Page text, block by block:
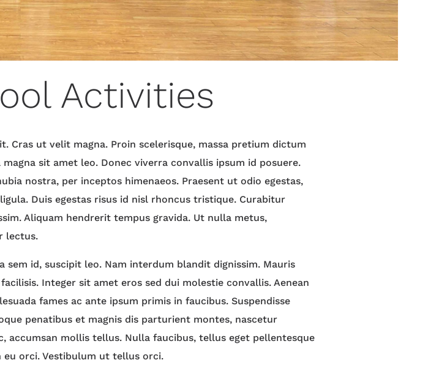
Activities
Cras ut velit magna. Proin scelerisque, massa pretium dictum
sit amet leo. Donec viverra convallis ipsum id posuere.
nostra, per inceptos himenaeos. Praesent ut odio egestas,
Duis egestas risus id nisl rhoncus tristique. Curabitur
Aliquam hendrerit tempus gravida. Ut nulla metus,
lectus.
id, suscipit leo. Nam interdum blandit dignissim. Mauris
Integer sit amet eros sed dui molestie convallis. Aenean
fames ac ante ipsum primis in faucibus. Suspendisse
penatibus et magnis dis parturient montes, nascetur
accumsan mollis tellus. Nulla faucibus, tellus eget pellentesque
orci. Vestibulum ut tellus orci.